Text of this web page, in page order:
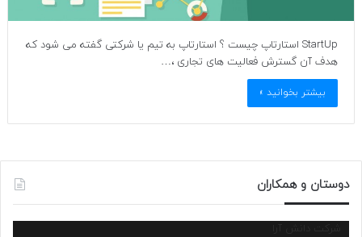
StartUp استارتاپ چیست ؟ استارتاپ به تیم یا شرکتی گفته می شود که
هدف آن گسترش فعالیت های تجاری ،…
بیشتر بخوانید »
دوستان و همکاران
شرکت دانش آرا